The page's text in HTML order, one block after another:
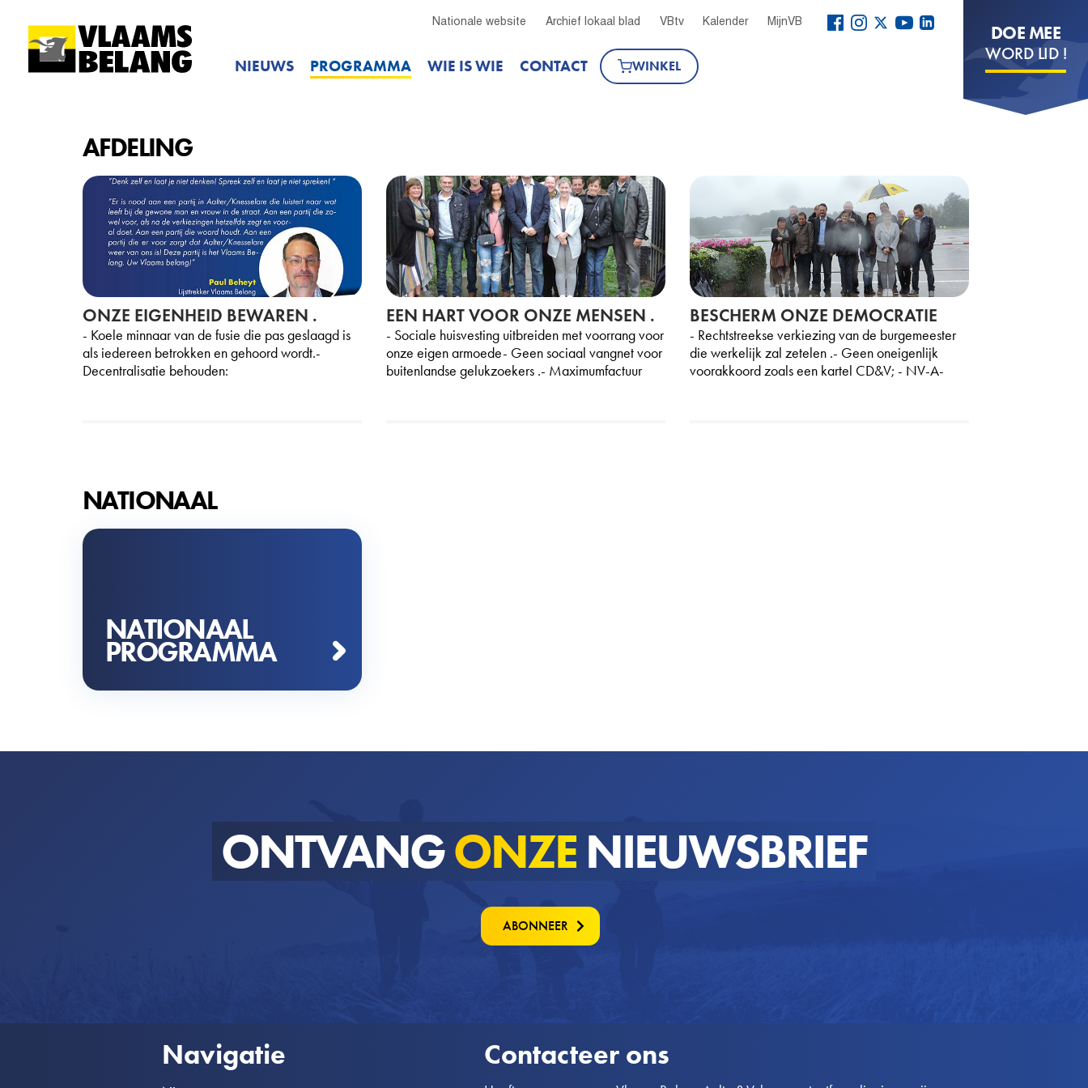
Nationale website Archief lokaal blad VBtv Kalender MijnVB
NIEUWS PROGRAMMA WIE IS WIE CONTACT WINKEL
DOE MEE
WORD LID !
AFDELING
ONZE EIGENHEID BEWAREN .
- Koele minnaar van de fusie die pas geslaagd is
als iedereen betrokken en gehoord wordt.-
Decentralisatie behouden:
EEN HART VOOR ONZE MENSEN .
- Sociale huisvesting uitbreiden met voorrang voor
onze eigen armoede- Geen sociaal vangnet voor
buitenlandse gelukzoekers .- Maximumfactuur
BESCHERM ONZE DEMOCRATIE
- Rechtstreekse verkiezing van de burgemeester
die werkelijk zal zetelen .- Geen oneigenlijk
voorakkoord zoals een kartel CD&V; - NV-A-
NATIONAAL
NATIONAAL
PROGRAMMA
ONTVANGONZE NIEUWSBRIEF
ABONNEER
Navigatie Contacteer ons